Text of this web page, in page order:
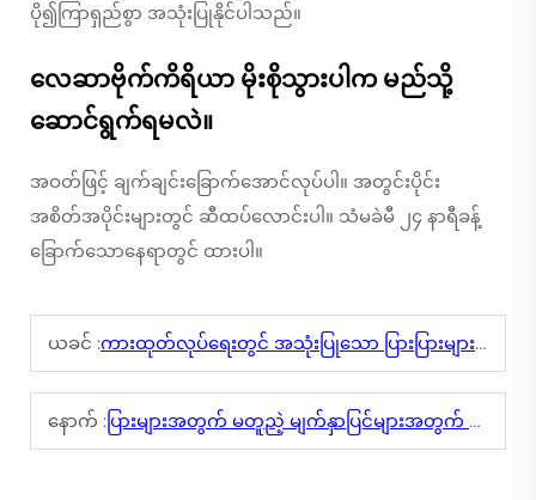
ပို၍ကြာရှည်စွာ အသုံးပြုနိုင်ပါသည်။
လေဆာဗိုက်ကိရိယာ မိုးစိုသွားပါက မည်သို့
ဆောင်ရွက်ရမလဲ။
အဝတ်ဖြင့် ချက်ချင်းခြောက်အောင်လုပ်ပါ။ အတွင်းပိုင်း
အစိတ်အပိုင်းများတွင် ဆီထပ်လောင်းပါ။ သံမခဲမီ ၂၄ နာရီခန့်
ခြောက်သောနေရာတွင် ထားပါ။
ယခင် :ကားထုတ်လုပ်ရေးတွင် အသုံးပြုသော ပြားပြားများအတွက် အရေးကြီးသော အချက်များ
နောက် :ပြားများအတွက် မတူညဲ့ မျက်နှာပြင်များအတွက် အသုံးပြုနည်းများ - အကြံပြုချက်များနှင့် နည်းလမ်းများ